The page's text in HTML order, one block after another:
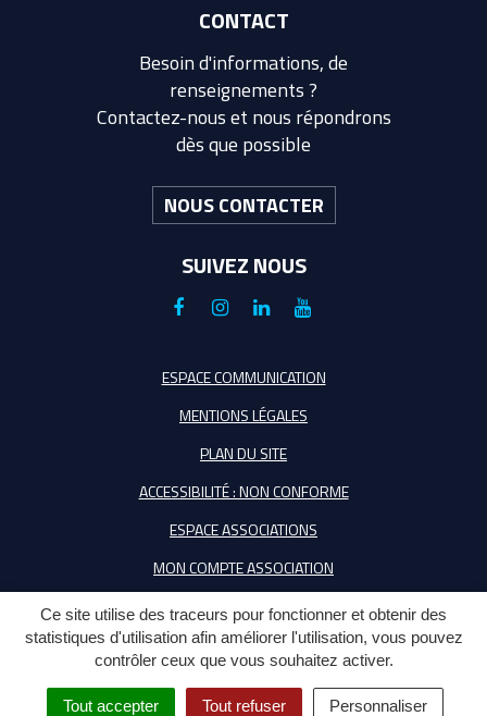
Ce site utilise des traceurs pour fonctionner et obtenir des
statistiques d'utilisation afin améliorer l'utilisation, vous pouvez
contrôler ceux que vous souhaitez activer.
Tout accepter Tout refuser Personnaliser
CONTACT
Besoin d'informations, de
renseignements ?
Contactez-nous et nous répondrons
dès que possible
NOUS CONTACTER
SUIVEZ NOUS
Lien
le
Facebook
Lien
le
compte
Instagram
Lien
le
compte
Linkedin
Lien
la
Youtube
ESPACE COMMUNICATION
MENTIONS LÉGALES
PLAN DU SITE
ACCESSIBILITÉ : NON CONFORME
ESPACE ASSOCIATIONS
MON COMPTE ASSOCIATION